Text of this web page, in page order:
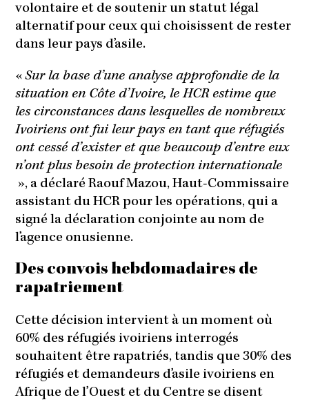
volontaire et de soutenir un statut légal
alternatif pour ceux qui choisissent de rester
dans leur pays d’asile.
«Sur la base d’une analyse approfondie de la
situation en Côte d’Ivoire, le HCR estime que
les circonstances dans lesquelles de nombreux
Ivoiriens ont fui leur pays en tant que réfugiés
ont cessé d’exister et que beaucoup d’entre eux
n’ont plus besoin de protection internationale
», a déclaré Raouf Mazou, Haut-Commissaire
assistant du HCR pour les opérations, qui a
signé la déclaration conjointe au nom de
l’agence onusienne.
Des convois hebdomadaires de
rapatriement
Cette décision intervient à un moment où
60% des réfugiés ivoiriens interrogés
souhaitent être rapatriés, tandis que 30% des
réfugiés et demandeurs d’asile ivoiriens en
Afrique de l’Ouest et du Centre se disent